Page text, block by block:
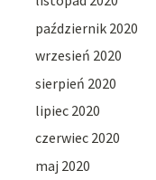
październik 2020
wrzesień 2020
sierpień 2020
lipiec 2020
czerwiec 2020
maj 2020